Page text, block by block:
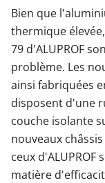
Bien que
thermique
79 d'ALUPROF
problème. Les
ainsi fabriquées
disposent d'une
couche isolante
nouveaux
ceux
matière